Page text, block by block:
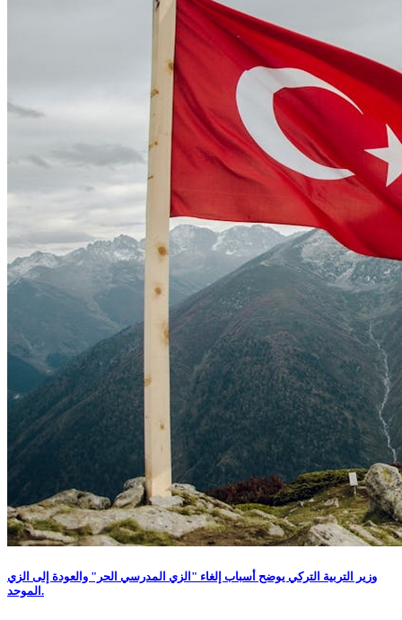
وزير التربية التركي يوضح أسباب إلغاء "الزي المدرسي الحر" والعودة إلى الزي
الموحد.